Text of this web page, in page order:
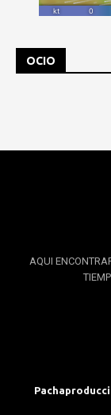
OCIO
AQUI